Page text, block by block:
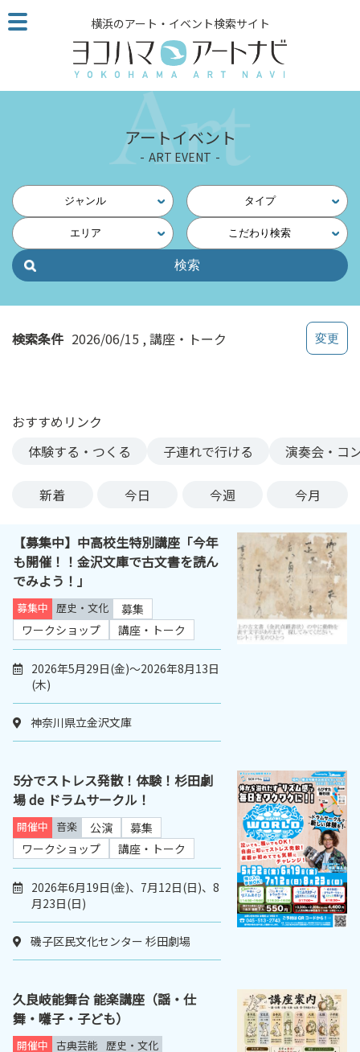
こ
の
ジ
読
他
ペ
の
横浜のアート・イベント検索サイト
アートイベント
ART EVENT
ジャンル タイプ
エリア こだわり検索
検索条件 2026/06/15 講座・トーク
おすすめリンク
体験する・つくる
子連れで行ける 演奏会・コ
新着 今日 今週 今月
【募集中】中高校生特別講座「今年
も開催！！金沢文庫で古文書を読ん
でみよう！」
募集中 歴史・文化
募集
ワークショップ
講座・トーク
2026年5月29日(金)～2026年8月13日
(木)
神奈川県立金沢文庫
5分でストレス発散！体験！杉田劇
場 de ドラムサークル！
開催中 音楽 公演
募集
ワークショップ
講座・トーク
2026年6月19日(金)、7月12日(日)、8
月23日(日)
磯子区民文化センター 杉田劇場
久良岐能舞台 能楽講座（謡・仕
舞・囃子・子ども）
開催中 古典芸能 歴史・文化